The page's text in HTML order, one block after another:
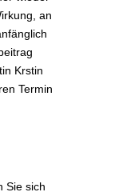
an
Krstin
Termin
Sie sich